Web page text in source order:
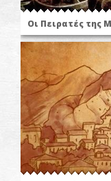
Οι Πειρατές της